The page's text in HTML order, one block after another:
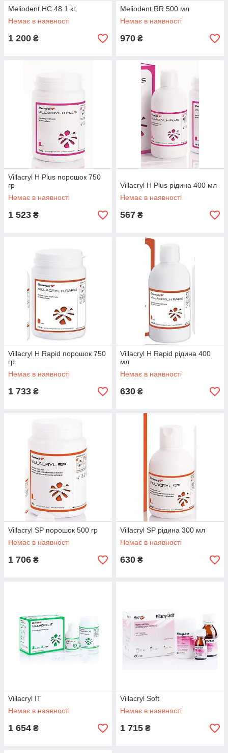
Meliodent HC 48 1 кг.
Немає в наявності
1 200 ₴
Meliodent RR 500 мл
Немає в наявності
970 ₴
Villacryl H Plus порошок 750
гр
Немає в наявності
1 523 ₴
Villacryl H Plus рідина 400 мл
Немає в наявності
567 ₴
Villacryl H Rapid порошок 750
гр
Немає в наявності
1 733 ₴
Villacryl H Rapid рідина 400
мл
Немає в наявності
630 ₴
Villacryl SP порошок 500 гр
Немає в наявності
1 706 ₴
Villacryl SP рідина 300 мл
Немає в наявності
630 ₴
Villacryl IT
Немає в наявності
1 654 ₴
Villacryl Soft
Немає в наявності
1 715 ₴